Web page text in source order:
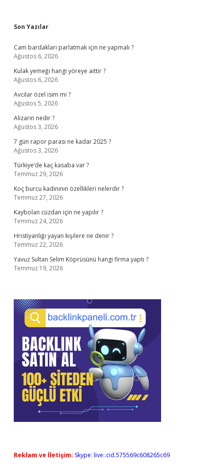
Sidebar
Son Yazılar
Cam bardakları parlatmak için ne yapmalı ?
Ağustos 6, 2026
Kulak yemeği hangi yöreye aittir ?
Ağustos 6, 2026
Avcılar özel isim mi ?
Ağustos 5, 2026
Alizarin nedir ?
Ağustos 3, 2026
7 gün rapor parası ne kadar 2025 ?
Ağustos 3, 2026
Türkiye’de kaç kasaba var ?
Temmuz 29, 2026
Koç burcu kadınının özellikleri nelerdir ?
Temmuz 27, 2026
Kaybolan cüzdan için ne yapılır ?
Temmuz 24, 2026
Hristiyanlığı yayan kişilere ne denir ?
Temmuz 22, 2026
Yavuz Sultan Selim Köprüsünü hangi firma yaptı ?
Temmuz 19, 2026
Reklam ve İletişim: Skype: live:.cid.575569c608265c69